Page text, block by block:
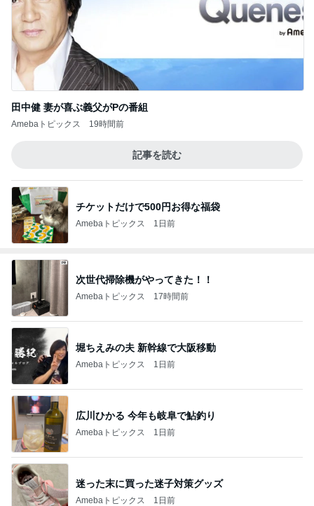
田中健 妻が喜ぶ義父がPの番組
Amebaトピックス 19時間前
記事を読む
チケットだけで500円お得な福袋
Amebaトピックス 1日前
次世代掃除機がやってきた！！
Amebaトピックス 17時間前
堀ちえみの夫 新幹線で大阪移動
Amebaトピックス 1日前
広川ひかる 今年も岐阜で鮎釣り
Amebaトピックス 1日前
迷った末に買った迷子対策グッズ
Amebaトピックス 1日前